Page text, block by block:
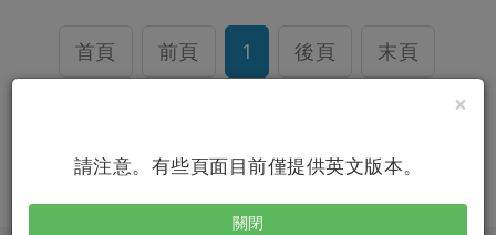
×
請注意。有些頁面目前僅提供英文版本。
關閉
語
WISHLIST
首頁 前頁 1 後頁 末頁